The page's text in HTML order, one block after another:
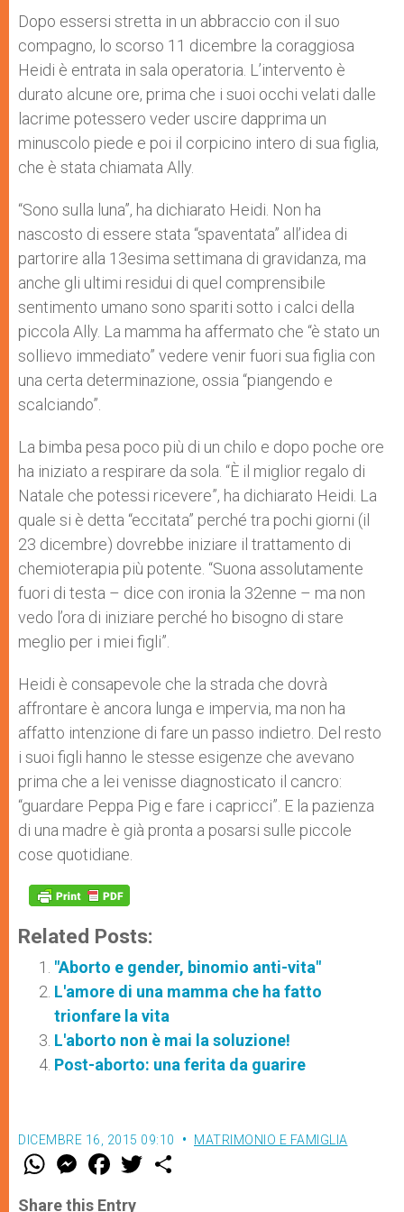
Dopo essersi stretta in un abbraccio con il suo
compagno, lo scorso 11 dicembre la coraggiosa
Heidi è entrata in sala operatoria. L’intervento è
durato alcune ore, prima che i suoi occhi velati dalle
lacrime potessero veder uscire dapprima un
minuscolo piede e poi il corpicino intero di sua figlia,
che è stata chiamata Ally.
“Sono sulla luna”, ha dichiarato Heidi. Non ha
nascosto di essere stata “spaventata” all’idea di
partorire alla 13esima settimana di gravidanza, ma
anche gli ultimi residui di quel comprensibile
sentimento umano sono spariti sotto i calci della
piccola Ally. La mamma ha affermato che “è stato un
sollievo immediato” vedere venir fuori sua figlia con
una certa determinazione, ossia “piangendo e
scalciando”.
La bimba pesa poco più di un chilo e dopo poche ore
ha iniziato a respirare da sola. “È il miglior regalo di
Natale che potessi ricevere”, ha dichiarato Heidi. La
quale si è detta “eccitata” perché tra pochi giorni (il
23 dicembre) dovrebbe iniziare il trattamento di
chemioterapia più potente. “Suona assolutamente
fuori di testa – dice con ironia la 32enne – ma non
vedo l’ora di iniziare perché ho bisogno di stare
meglio per i miei figli”.
Heidi è consapevole che la strada che dovrà
affrontare è ancora lunga e impervia, ma non ha
affatto intenzione di fare un passo indietro. Del resto
i suoi figli hanno le stesse esigenze che avevano
prima che a lei venisse diagnosticato il cancro:
“guardare Peppa Pig e fare i capricci”. E la pazienza
di una madre è già pronta a posarsi sulle piccole
cose quotidiane.
Related Posts:
"Aborto e gender, binomio anti-vita"
L'amore di una mamma che ha fatto
trionfare la vita
L'aborto non è mai la soluzione!
Post-aborto: una ferita da guarire
DICEMBRE 16, 2015 09:10 MATRIMONIO E FAMIGLIA
W
t
M
e
s
F
a
e
w
Share this Entry